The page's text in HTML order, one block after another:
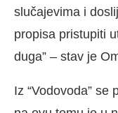
slučajevima i
propisa pristupiti
duga” – stav je
Iz “Vodovoda”